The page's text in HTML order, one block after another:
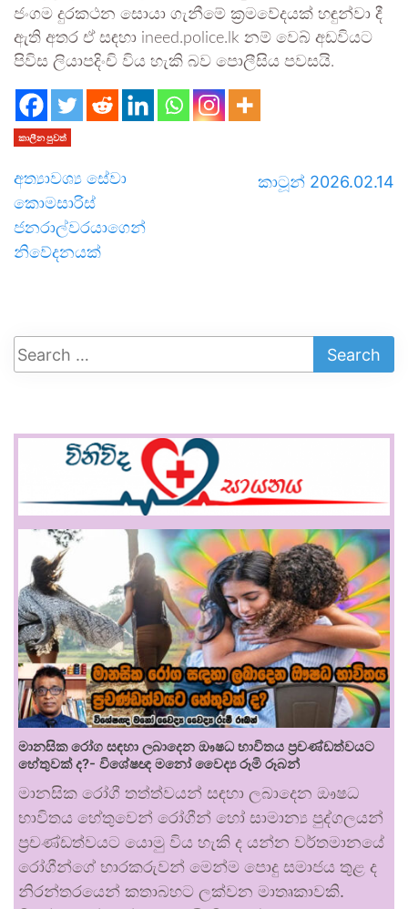
ජංගම දුරකථන සොයා ගැනීමේ ක්‍රමවේදයක් හඳුන්වා දී
ඇති අතර ඒ සඳහා ineed.police.lk නම් වෙබ් අඩවියට
පිවිස ලියාපදිංචි විය හැකි බව පොලීසිය පවසයි.
කාලීන පුවත්
අත්‍යාවශ්‍ය සේවා
කොමසාරිස්
ජනරාල්වරයාගෙන්
නිවේදනයක්
කාටූන් 2026.02.14
මානසික රෝග සඳහා ලබාදෙන ඖෂධ භාවිතය ප්‍රචණ්ඩත්වයට
හේතුවක් ද?- විශේෂඥ මනෝ වෛද්‍ය රූමි රූබන්
මානසික රෝගී තත්ත්වයන් සඳහා ලබාදෙන ඖෂධ
භාවිතය හේතුවෙන් රෝගීන් හෝ සාමාන්‍ය පුද්ගලයන්
ප්‍රචණ්ඩත්වයට යොමු විය හැකි ද යන්න වර්තමානයේ
රෝගීන්ගේ භාරකරුවන් මෙන්ම පොදු සමාජය තුළ ද
නිරන්තරයෙන් කතාබහට ලක්වන මාතෘකාවකි.